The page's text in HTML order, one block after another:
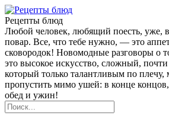
Рецепты блюд
Любой человек, любящий поесть, уже,
повар. Все, что тебе нужно, — это
сковородок! Новомодные разговоры о
это высокое искусство, сложный,
который только талантливым по
пропустить мимо ушей: в конце концов,
обед и ужин!